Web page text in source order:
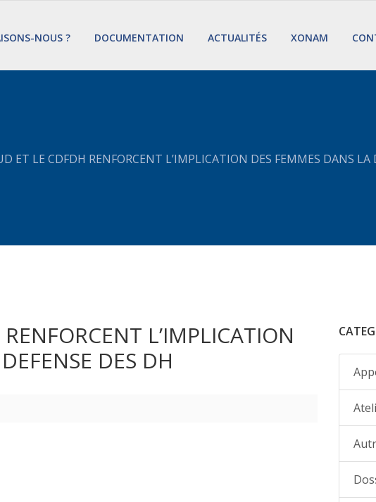
NOUS ? DOCUMENTATION ACTUALITÉS XONAM
ET LE CDFDH RENFORCENT L’IMPLICATION DES FEMMES DANS LA
L’IMPLICATION
DES DH